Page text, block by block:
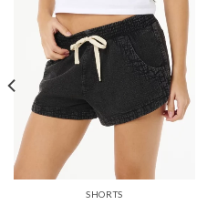
SHORTS